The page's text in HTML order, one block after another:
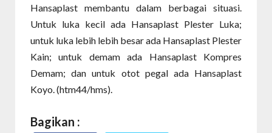
Hansaplast membantu dalam berbagai situasi.
Untuk luka kecil ada Hansaplast Plester Luka;
untuk luka lebih lebih besar ada Hansaplast Plester
Kain; untuk demam ada Hansaplast Kompres
Demam; dan untuk otot pegal ada Hansaplast
Koyo. (htm44/hms).
Bagikan :